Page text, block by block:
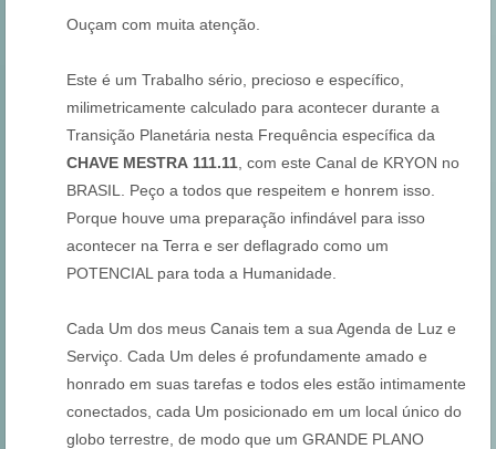
Ouçam com muita atenção.
Este é um Trabalho sério, precioso e específico,
milimetricamente calculado para acontecer durante a
Transição Planetária nesta Frequência específica da
CHAVE MESTRA 111.11 , com este Canal de KRYON no
BRASIL. Peço a todos que respeitem e honrem isso.
Porque houve uma preparação infindável para isso
acontecer na Terra e ser deflagrado como um
POTENCIAL para toda a Humanidade.
Cada Um dos meus Canais tem a sua Agenda de Luz e
Serviço. Cada Um deles é profundamente amado e
honrado em suas tarefas e todos eles estão intimamente
conectados, cada Um posicionado em um local único do
globo terrestre, de modo que um GRANDE PLANO